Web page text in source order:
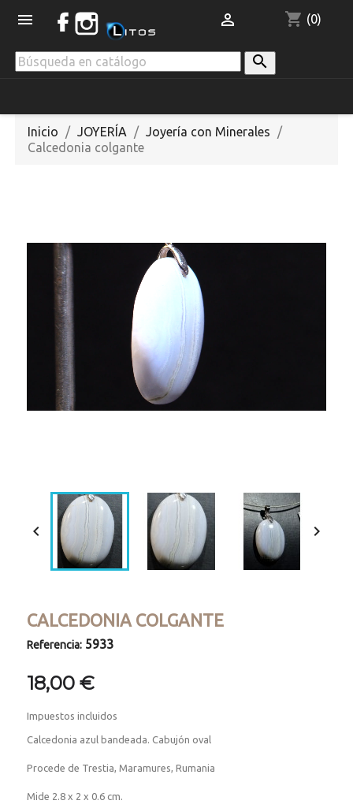
 shopping_cart (0)


Inicio JOYERÍA
Joyería con Minerales
Calcedonia colgante
 
CALCEDONIA COLGANTE
Referencia: 5933
18,00 €
Impuestos incluidos
Calcedonia azul bandeada. Cabujón oval
Procede de Trestia, Maramures, Rumania
Mide 2.8 x 2 x 0.6 cm.